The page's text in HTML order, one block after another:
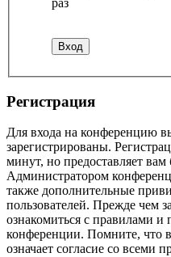
Регистрация
Для входа на конференцию
зарегистрированы.
минут, но предоставляет
Администратором
также дополнительные
пользователей. Прежде чем
ознакомиться с правилами
конференции. Помните, что
означает согласие со всеми